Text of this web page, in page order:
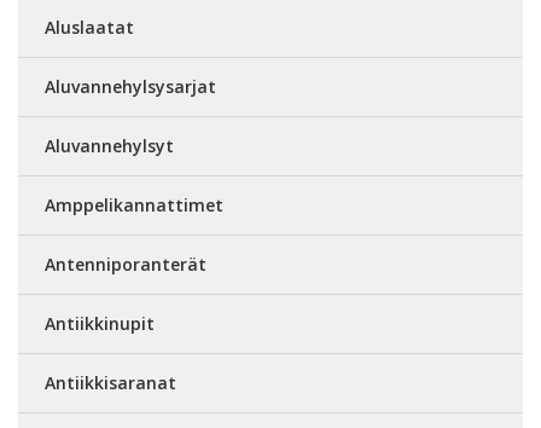
Aluslaatat
Aluvannehylsysarjat
Aluvannehylsyt
Amppelikannattimet
Antenniporanterät
Antiikkinupit
Antiikkisaranat